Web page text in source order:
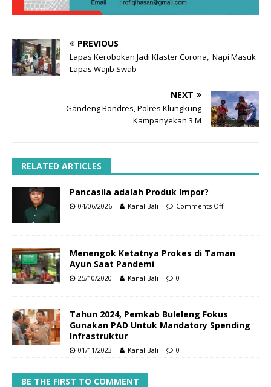
PREVIOUS
Lapas Kerobokan Jadi Klaster Corona, Napi Masuk
Lapas Wajib Swab
NEXT
Gandeng Bondres, Polres Klungkung
Kampanyekan 3 M
RELATED ARTICLES
Pancasila adalah Produk Impor?
04/06/2026 Kanal Bali Comments Off
Menengok Ketatnya Prokes di Taman
Ayun Saat Pandemi
25/10/2020 Kanal Bali 0
Tahun 2024, Pemkab Buleleng Fokus
Gunakan PAD Untuk Mandatory Spending
Infrastruktur
01/11/2023 Kanal Bali 0
BE THE FIRST TO COMMENT